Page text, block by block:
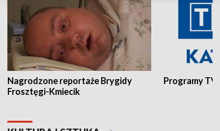
Nagrodzone reportaże Brygidy
Frosztęgi-Kmiecik
Programy